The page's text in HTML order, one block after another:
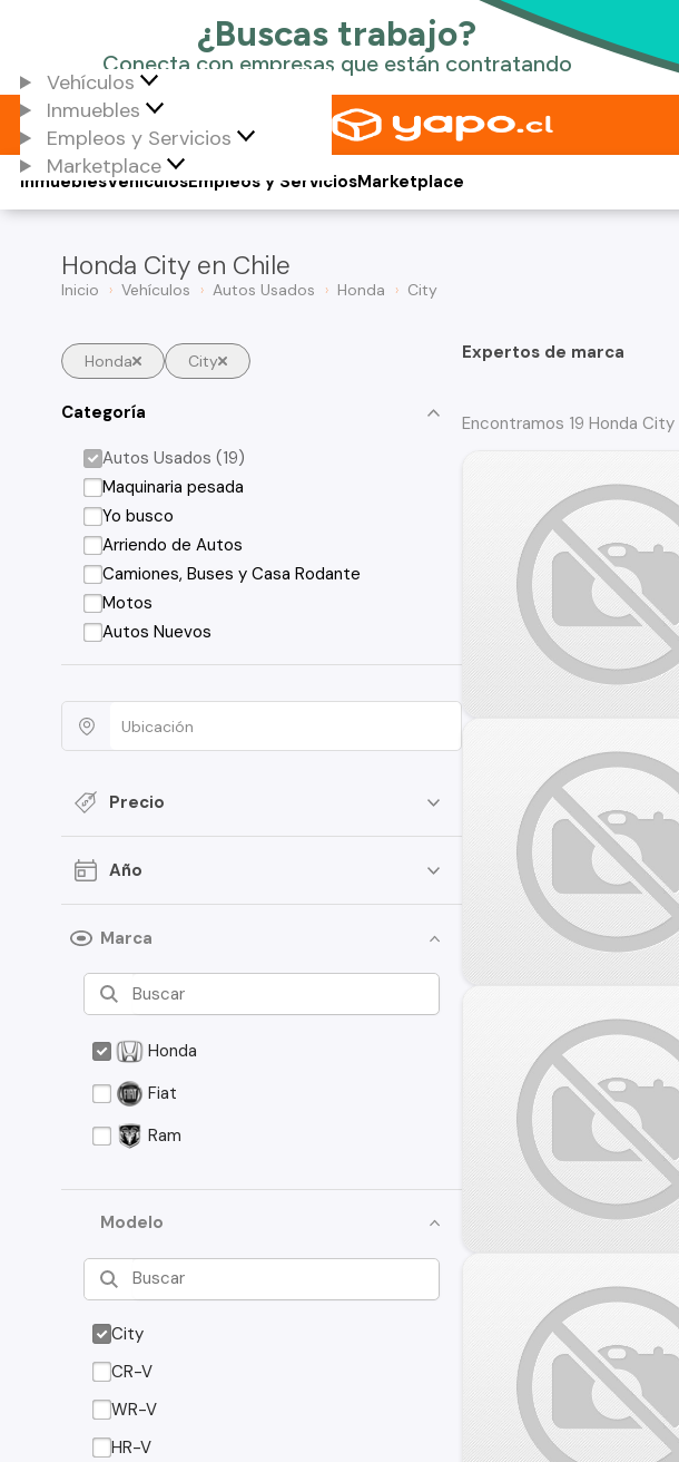
Vehículos
Inmuebles
Empleos y Servicios
Marketplace
Vehículos
Inmuebles Empleos y ServiciosMarketplace
Honda City en Chile
Inicio Vehículos Autos Usados Honda City
Honda City
Categoría
Autos Usados (19)
Maquinaria pesada
Yo busco
Arriendo de Autos
Camiones, Buses y Casa Rodante
Motos
Autos Nuevos
Precio
Año
Marca
Honda
Fiat
Ram
Modelo
City
CR-V
WR-V
HR-V
Expertos de marca
Encontramos 19 Honda